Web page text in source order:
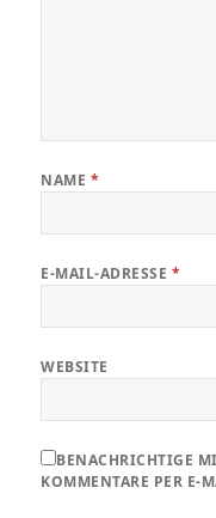
NAME *
E-MAIL-ADRESSE *
WEBSITE
BENACHRICHTIGE
KOMMENTARE PER E-